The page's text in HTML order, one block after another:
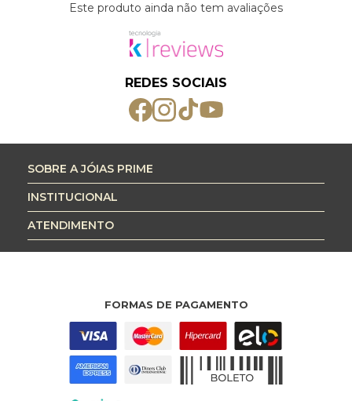
Este produto ainda não tem avaliações
REDES SOCIAIS
SOBRE A JÓIAS PRIME
INSTITUCIONAL
ATENDIMENTO
FORMAS DE PAGAMENTO